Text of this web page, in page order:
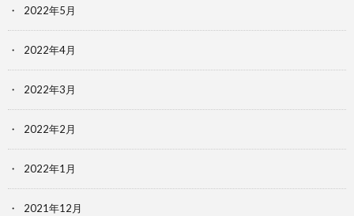
2022年5月
2022年4月
2022年3月
2022年2月
2022年1月
2021年12月